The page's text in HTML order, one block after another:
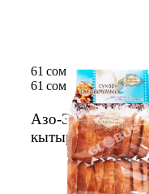
Азо-Элита каймак
кытырактары
61 сом
61 сом